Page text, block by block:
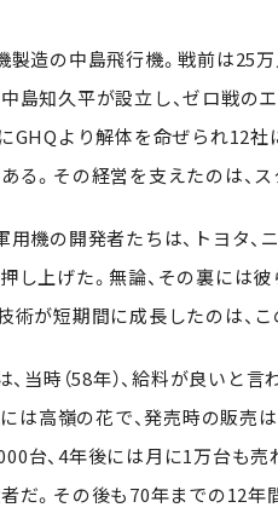
造の中島飛行機。戦前は25
島知久平が設立し、ゼロ戦の
GHQより解体を命ぜられ12社
る。その経営を支えたのは、
機の開発者たちは、トヨタ、
し上げた。無論、その裏には
術が短期間に成長したのは、
当時（58年）、給料が良いと
は高嶺の花で、発売時の販売
台、4年後には月に1万台も
だ。その後も70年までの12年